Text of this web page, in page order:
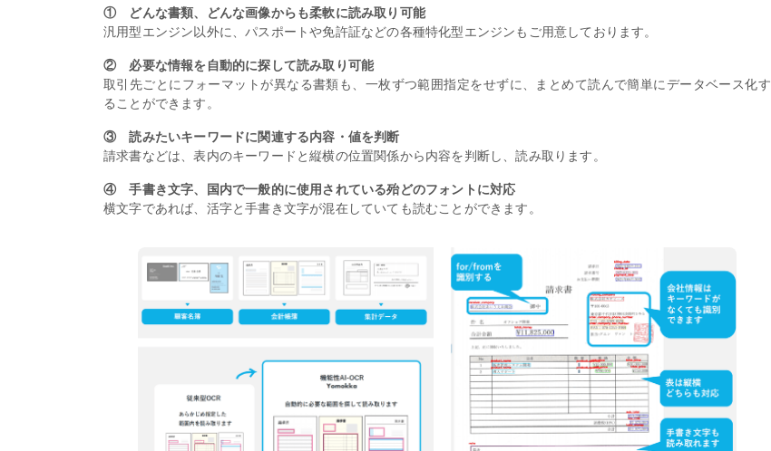
① どんな書類、どんな画像からも柔軟に読み取り可能
汎用型エンジン以外に、パスポートや免許証などの各種特化型エンジンもご用意しております。
② 必要な情報を⾃動的に探して読み取り可能
取引先ごとにフォーマットが異なる書類も、一枚ずつ範囲指定をせずに、まとめて読んで簡単にデータベース化す
ることができます。
③ 読みたいキーワードに関連する内容・値を判断
請求書などは、表内のキーワードと縦横の位置関係から内容を判断し、読み取ります。
④ 手書き文字、国内で一般的に使用されている殆どのフォントに対応
横文字であれば、活字と手書き文字が混在していても読むことができます。